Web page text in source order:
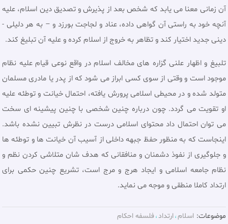
آن زمانی معنا می یابد که شخص بعد از پذیرش و تصدیق دین اسلام، علیه
آنچه خود به راستی آن گواهی داده، عناد و لجاجت بورزد و – به هر دلیلی -
دينی جديد اختيار كند و تظاهر به خروج از اسلام کرده و علیه آن تبلیغ کند.
تلبیغ و اظهار علنی گزاره های مخالف اسلام در واقع نوعی قیام علیه نظام
موجود است و وقتی از سوی کسی ابراز می شود که از پدر يا مادری مسلمان
متولد شده و در محیطی اسلامی پرورش یافته، احتمال خیانت و توطئه علیه
او تقویت می گردد. چون درباره چنین شخصی با چنین پیشینه ای سخت
می توان احتمال داد محتوای اسلامی درست در نظرش تبیین نشده باشد.
اینجاست که به منظور حفظ جبهه داخلی از آسیب آن خیانت ها و توطئه ها
و جلوگیری از نفوذ دشمنان و منافقانی که هدف شان متلاشی کردن نظم و
نظام جامعه اسلامی و ایجاد هرج و مرج است، تشریع چنین حکمی برای
ارتداد کاملا منطقی و موجه می نماید.
موضوعات: اسلام ارتداد فلسفه احکام